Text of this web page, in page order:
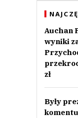
Auchan
wyniki
zł
Były